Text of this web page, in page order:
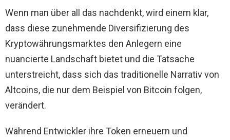
Wenn man über all das nachdenkt, wird einem klar,
dass diese zunehmende Diversifizierung des
Kryptowährungsmarktes den Anlegern eine
nuancierte Landschaft bietet und die Tatsache
unterstreicht, dass sich das traditionelle Narrativ von
Altcoins, die nur dem Beispiel von Bitcoin folgen,
verändert.
Während Entwickler ihre Token erneuern und